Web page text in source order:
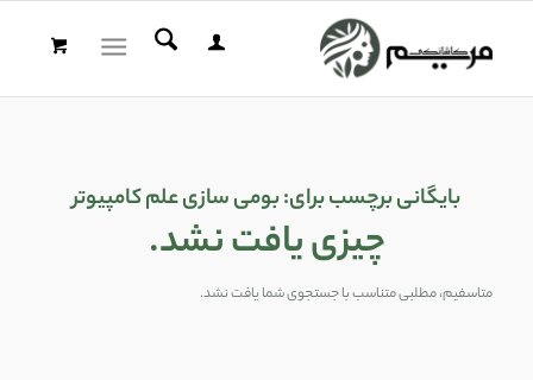
بایگانی برچسب برای:بومی سازی علم کامپیوتر
چیزی یافت نشد.
متاسفیم، مطلبی متناسب با جستجوی شما یافت نشد.